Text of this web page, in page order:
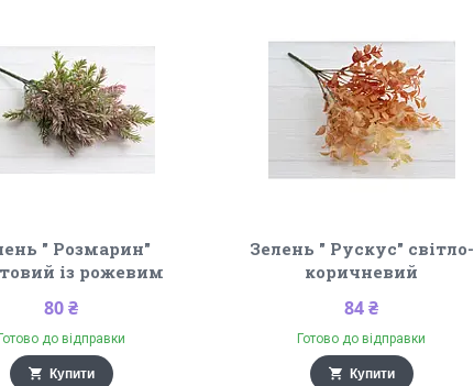
" Розмарин"
із рожевим
80 ₴
Готово до відправки
Купити
Зелень " Рускус" світло-
коричневий
84 ₴
Готово до відправки
Купити